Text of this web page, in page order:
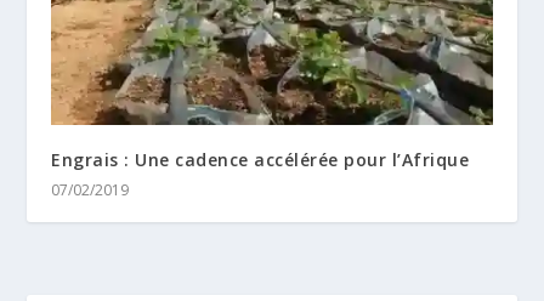
Engrais : Une cadence accélérée pour l’Afrique
07/02/2019